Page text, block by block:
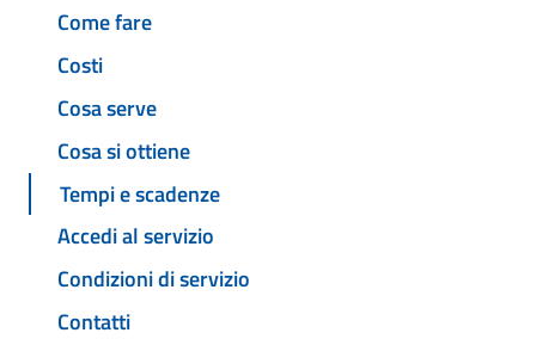
Come fare
Costi
Cosa serve
Cosa si ottiene
Tempi e scadenze
Accedi al servizio
Condizioni di servizio
Contatti